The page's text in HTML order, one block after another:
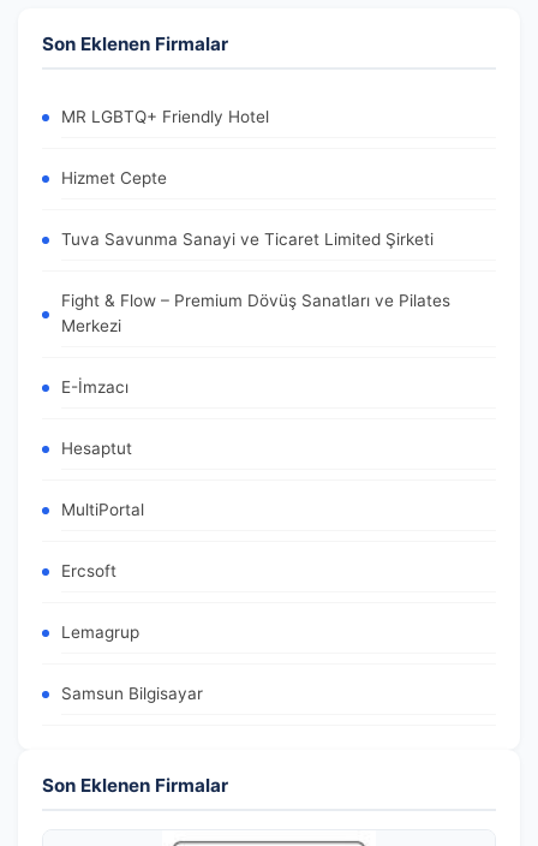
Son Eklenen Firmalar
MR LGBTQ+ Friendly Hotel
Hizmet Cepte
Tuva Savunma Sanayi ve Ticaret Limited Şirketi
Fight & Flow – Premium Dövüş Sanatları ve Pilates
Merkezi
E-İmzacı
Hesaptut
MultiPortal
Ercsoft
Lemagrup
Samsun Bilgisayar
Son Eklenen Firmalar